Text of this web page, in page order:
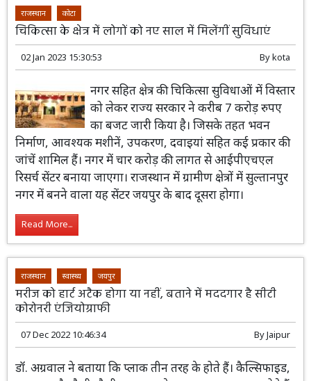
राजस्थान कोटा
चिकित्सा के क्षेत्र में लोगों को नए साल में मिलेंगीं सुविधाएं
02 Jan 2023 15:30:53 Bykota
नगर सहित क्षेत्र की चिकित्सा सुविधाओं में विस्तार
को लेकर राज्य सरकार ने करीब 7 करोड़ रुपए
का बजट जारी किया है। जिसके तहत भवन
निर्माण, आवश्यक मशीनें, उपकरण, दवाइयां सहित कई प्रकार की
जांचें शामिल हैं। नगर में चार करोड़ की लागत से आईपीएचएल
रिसर्च सेंटर बनाया जाएगा। राजस्थान में ग्रामीण क्षेत्रों में सुल्तानपुर
नगर में बनने वाला यह सेंटर जयपुर के बाद दूसरा होगा।
Read More...
राजस्थान स्वास्थ्य जयपुर
मरीज को हार्ट अटैक होगा या नहीं, बताने में मददगार है सीटी
कोरोनरी एंजियोग्राफी
07 Dec 2022 10:46:34 ByJaipur